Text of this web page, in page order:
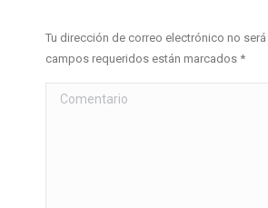
Tu dirección de correo electrónico no
campos requeridos están marcados *
Comentario